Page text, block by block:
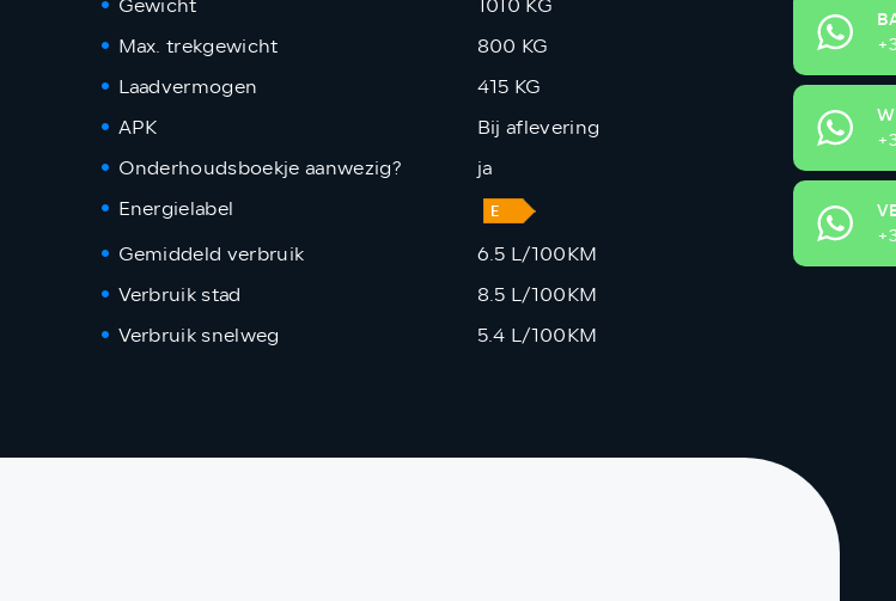
Gewicht
1010 KG
Max. trekgewicht
800 KG
Laadvermogen
415 KG
APK
Bij aflevering
Onderhoudsboekje aanwezig?
ja
Energielabel
Gemiddeld verbruik
6.5 L/100KM
Verbruik stad
8.5 L/100KM
Verbruik snelweg
5.4 L/100KM